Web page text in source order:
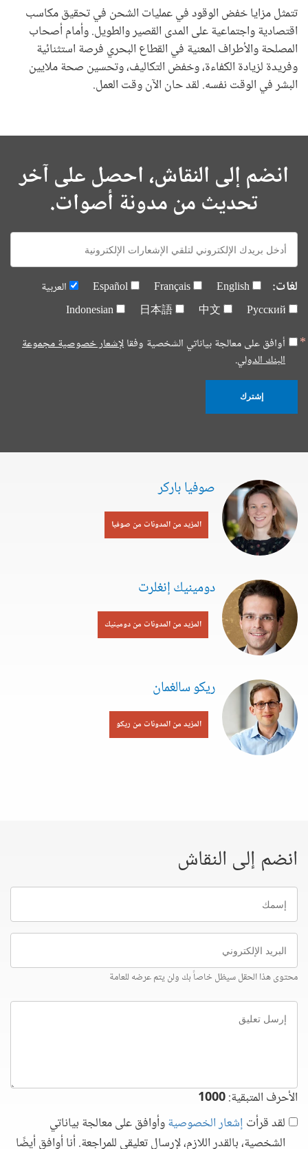
تتمثل مزايا خفض الوقود في عمليات الشحن في تحقيق مكاسب
اقتصادية واجتماعية على المدى القصير والطويل. وأمام أصحاب
المصلحة والأطراف المعنية في القطاع البحري فرصة استثنائية
وفريدة لزيادة الكفاءة، وخفض التكاليف، وتحسين صحة ملايين
البشر في الوقت نفسه. لقد حان الآن وقت العمل.
انضم إلى النقاش، احصل على آخر
تحديث من مدونة أصوات.
E-
mail:
لغات: English
Français
Español
العربية
Русский
中文
日本語
Indonesian
أوافق على معالجة بياناتي الشخصية وفقالإشعار خصوصية مجموعة
البنك الدولي.
إشترك
صوفيا باركر
المزيد من المدونات من صوفيا
دومينيك إنغلرت
المزيد من المدونات من دومينيك
ريكو سالغمان
المزيد من المدونات من ريكو
انضم إلى النقاش
إسمك
البريد
الإلكتروني
محتوى هذا الحقل سيظل خاصاً بك ولن يتم عرضه للعامة
إرسل
تعليق
الأحرف المتبقية:1000
لقد قرأت إشعار الخصوصيةوأوافق على معالجة بياناتي
الشخصية، بالقدر اللازم، لإرسال تعليقي للمراجعة. أنا أوافق أيضًا